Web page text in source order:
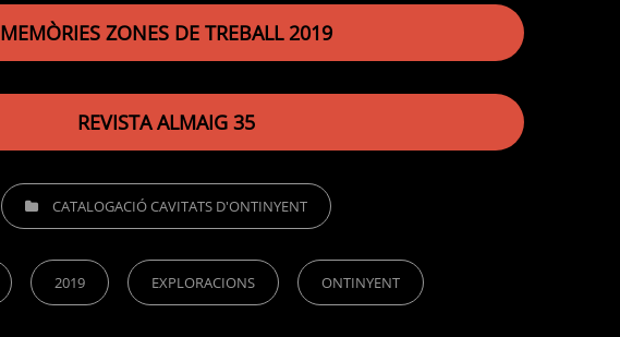
MEMÒRIES ZONES DE TREBALL 2019
REVISTA ALMAIG 35
CATEGORIESCATALOGACIÓ CAVITATS D'ONTINYENT
2019 EXPLORACIONS ONTINYENT